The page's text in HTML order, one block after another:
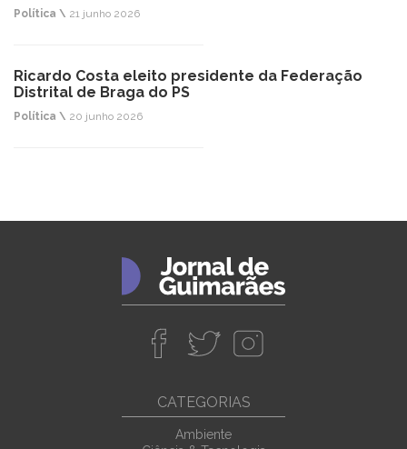
Política \ 21 junho 2026
Ricardo Costa eleito presidente da Federação
Distrital de Braga do PS
Política \ 20 junho 2026
CATEGORIAS
Ambiente